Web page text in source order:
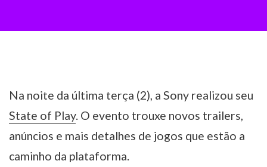
Na noite da última terça (2), a Sony realizou seu
State of Play. O evento trouxe novos trailers,
anúncios e mais detalhes de jogos que estão a
caminho da plataforma.